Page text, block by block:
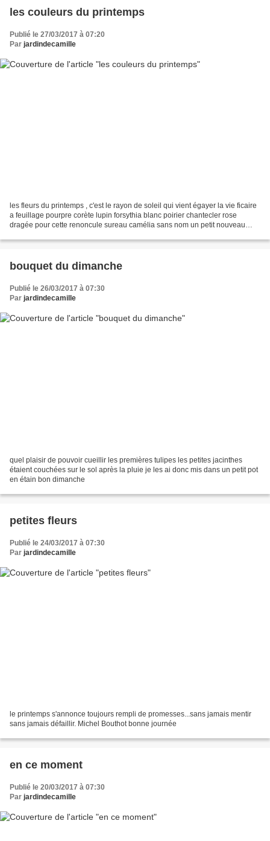
les couleurs du printemps
Publié le 27/03/2017 à 07:20
Par jardindecamille
les fleurs du printemps , c'est le rayon de soleil qui vient égayer la vie ficaire
a feuillage pourpre corète lupin forsythia blanc poirier chantecler rose
dragée pour cette renoncule sureau camélia sans nom un petit nouveau
bouquet du dimanche
Publié le 26/03/2017 à 07:30
Par jardindecamille
quel plaisir de pouvoir cueillir les premières tulipes les petites jacinthes
étaient couchées sur le sol après la pluie je les ai donc mis dans un petit pot
en étain bon dimanche
petites fleurs
Publié le 24/03/2017 à 07:30
Par jardindecamille
le printemps s'annonce toujours rempli de promesses...sans jamais mentir
sans jamais défaillir. Michel Bouthot bonne journée
en ce moment
Publié le 20/03/2017 à 07:30
Par jardindecamille